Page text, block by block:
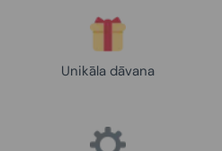
Unikāla dāvana